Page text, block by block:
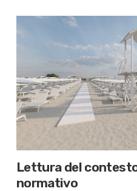
Lettura del
normativo